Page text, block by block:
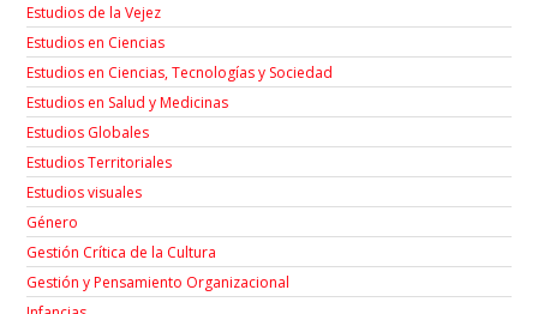
Estudios de la Vejez
Estudios en Ciencias
Estudios en Ciencias, Tecnologías y Sociedad
Estudios en Salud y Medicinas
Estudios Globales
Estudios Territoriales
Estudios visuales
Género
Gestión Crítica de la Cultura
Gestión y Pensamiento Organizacional